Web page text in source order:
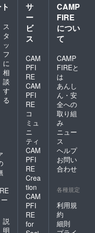
ス
タ
ッ
フ
に
相
談
す
る
説
明
サ
ー
ビ
ス
CAM
PFI
RE
CAM
PFI
RE
コ
ミュ
ニ
ティ
CAM
PFI
RE
Crea
tion
CAM
PFI
RE
for
CAMP
FIRE
につい
て
CAMP
FIREと
は
あんし
ん・安
全への
取り組
み
ニュー
ス
ヘルプ
お問い
合わせ
各種規定
利用規
約
細則